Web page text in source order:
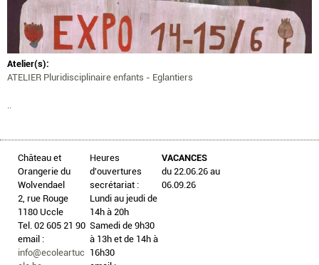
Atelier(s):
ATELIER Pluridisciplinaire enfants - Eglantiers
Château et
Orangerie du
Wolvendael
2, rue Rouge
1180 Uccle
Tel. 02 605 21 90
email :
info@ecoleartuc
Heures
d'ouvertures
secrétariat :
Lundi au jeudi de
14h à 20h
Samedi de 9h30
à 13h et de 14h à
16h30
VACANCES
du 22.06.26 au
06.09.26